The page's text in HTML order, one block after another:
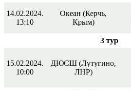
14.02.2024.
13:10
Океан (Керчь,
Крым)
3 тур
15.02.2024.
10:00
ДЮСШ (Лутугино,
ЛНР)